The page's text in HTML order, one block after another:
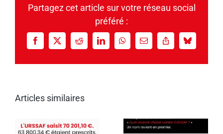
Partagez cet article sur votre réseau social
préféré :
Facebook
X RedditLinkedInWhatsApp
Email
Copy
Link
Bluesky
Articles similaires